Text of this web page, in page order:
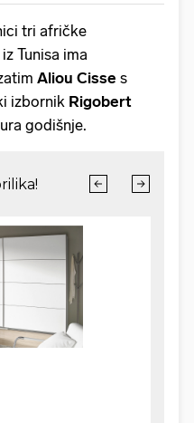
tri afričke
Tunisa ima
Aliou Cisse s
izbornik Rigobert
godišnje.